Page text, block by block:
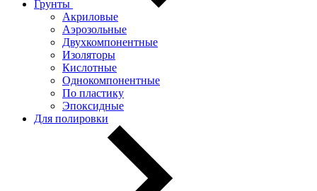
Грунты
Акриловые
Аэрозольные
Двухкомпонентные
Изоляторы
Кислотные
Однокомпонентные
По пластику
Эпоксидные
Для полировки